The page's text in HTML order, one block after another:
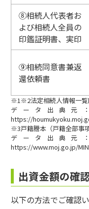
⑧相続人代表者お
よび相続人全員の
印鑑証明書、実印
⑨相続同意書兼返
還依頼書
※1※2法定相続人情報一
データ出典元
https://
※3戸籍謄本（戸籍全部事
データ出典元
https://www.moj.go.jp/
出資金額の確
以下の方法でご確認い